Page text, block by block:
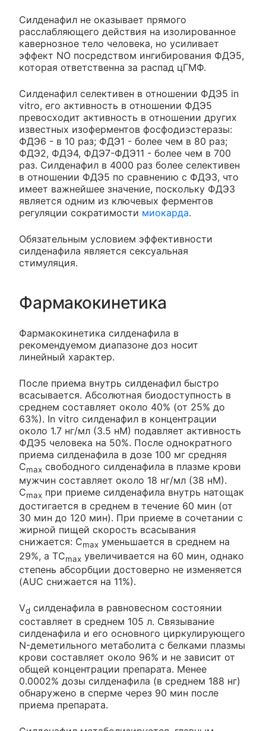
Силденафил не оказывает прямого
расслабляющего действия на изолированное
кавернозное тело человека, но усиливает
эффект NO посредством ингибирования ФДЭ5,
которая ответственна за распад цГМФ.
Силденафил селективен в отношении ФДЭ5 in
vitro, его активность в отношении ФДЭ5
превосходит активность в отношении других
известных изоферментов фосфодиэстеразы:
ФДЭ6 - в 10 раз; ФДЭ1 - более чем в 80 раз;
ФДЭ2, ФДЭ4, ФДЭ7-ФДЭ11 - более чем в 700
раз. Силденафил в 4000 раз более селективен
в отношении ФДЭ5 по сравнению с ФДЭ3, что
имеет важнейшее значение, поскольку ФДЭ3
является одним из ключевых ферментов
регуляции сократимости миокарда.
Обязательным условием эффективности
силденафила является сексуальная
стимуляция.
Фармакокинетика
Фармакокинетика силденафила в
рекомендуемом диапазоне доз носит
линейный характер.
После приема внутрь силденафил быстро
всасывается. Абсолютная биодоступность в
среднем составляет около 40% (от 25% до
63%). In vitro силденафил в концентрации
около 1.7 нг/мл (3.5 нМ) подавляет активность
ФДЭ5 человека на 50%. После однократного
приема силденафила в дозе 100 мг средняя
Cmax свободного силденафила в плазме крови
мужчин составляет около 18 нг/мл (38 нМ).
Cmax при приеме силденафила внутрь натощак
достигается в среднем в течение 60 мин (от
30 мин до 120 мин). При приеме в сочетании с
жирной пищей скорость всасывания
снижается: Cmax уменьшается в среднем на
29%, а ТCmax увеличивается на 60 мин, однако
степень абсорбции достоверно не изменяется
(AUC снижается на 11%).
Vd силденафила в равновесном состоянии
составляет в среднем 105 л. Связывание
силденафила и его основного циркулирующего
N-деметильного метаболита с белками плазмы
крови составляет около 96% и не зависит от
общей концентрации препарата. Менее
0.0002% дозы силденафила (в среднем 188 нг)
обнаружено в сперме через 90 мин после
приема препарата.